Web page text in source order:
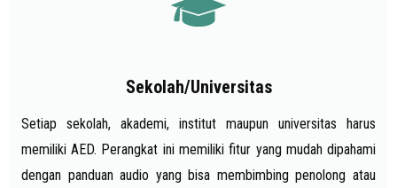
Sekolah/Universitas
Setiap sekolah, akademi, institut maupun universitas harus
memiliki AED. Perangkat ini memiliki fitur yang mudah dipahami
dengan panduan audio yang bisa membimbing penolong atau